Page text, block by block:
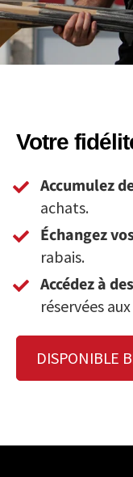
Votre
Accumulez
achats.
Échangez
rabais.
Accédez à
réservées
DISPONIBLE